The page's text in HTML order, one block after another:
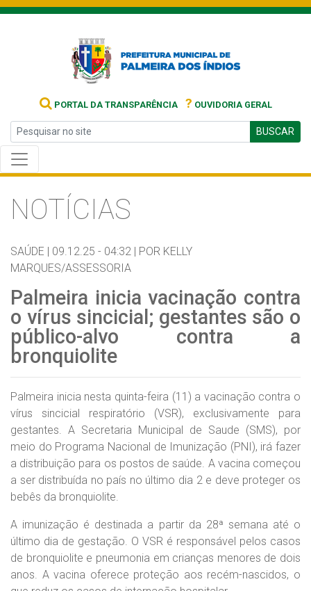
PORTAL DA TRANSPARÊNCIA ? OUVIDORIA GERAL
BUSCAR
NOTÍCIAS
SAÚDE | 09.12.25 - 04:32 | POR KELLY
MARQUES/ASSESSORIA
Palmeira inicia vacinação contra
o vírus sincicial; gestantes são o
público-alvo contra a
bronquiolite
Palmeira inicia nesta quinta-feira (11) a vacinação contra o
vírus sincicial respiratório (VSR), exclusivamente para
gestantes. A Secretaria Municipal de Saude (SMS), por
meio do Programa Nacional de Imunização (PNI), irá fazer
a distribuição para os postos de saúde. A vacina começou
a ser distribuída no país no último dia 2 e deve proteger os
bebês da bronquiolite.
A imunização é destinada a partir da 28ª semana até o
último dia de gestação. O VSR é responsável pelos casos
de bronquiolite e pneumonia em crianças menores de dois
anos. A vacina oferece proteção aos recém-nascidos, o